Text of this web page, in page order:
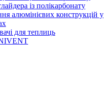
із полікарбонату
алюмінієвих конструкцій у
для теплиць